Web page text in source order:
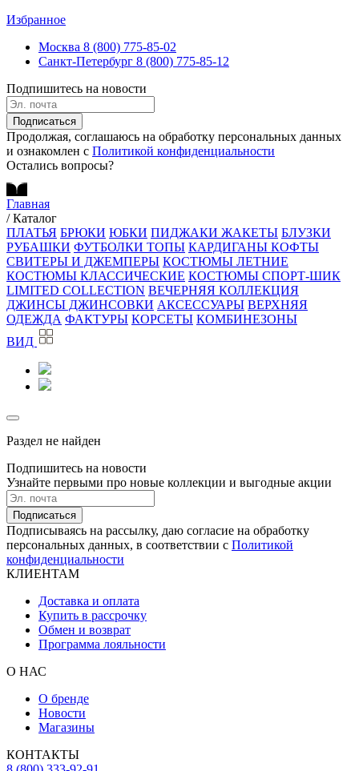
Избранное
Москва 8 (800) 775-85-02
Санкт-Петербург 8 (800) 775-85-12
Подпишитесь на новости
Подписаться
Продолжая, соглашаюсь на обработку персональных данных
и ознакомлен с Политикой конфиденциальности
Остались вопросы?
Главная
/ Каталог
ПЛАТЬЯ БРЮКИ ЮБКИ ПИДЖАКИ ЖАКЕТЫ БЛУЗКИ
РУБАШКИ ФУТБОЛКИ ТОПЫ КАРДИГАНЫ КОФТЫ
СВИТЕРЫ И ДЖЕМПЕРЫ КОСТЮМЫ ЛЕТНИЕ
КОСТЮМЫ КЛАССИЧЕСКИЕ КОСТЮМЫ СПОРТ-ШИК
LIMITED COLLECTION ВЕЧЕРНЯЯ КОЛЛЕКЦИЯ
ДЖИНСЫ ДЖИНСОВКИ АКСЕССУАРЫ ВЕРХНЯЯ
ОДЕЖДА ФАКТУРЫ КОРСЕТЫ КОМБИНЕЗОНЫ
ВИД
Раздел не найден
Подпишитесь на новости
Узнайте первыми про новые коллекции и выгодные акции
Подписаться
Подписываясь на рассылку, даю согласие на обработку
персональных данных, в соответствии с Политикой
конфиденциальности
КЛИЕНТАМ
Доставка и оплата
Купить в рассрочку
Обмен и возврат
Программа лояльности
О НАС
О бренде
Новости
Магазины
КОНТАКТЫ